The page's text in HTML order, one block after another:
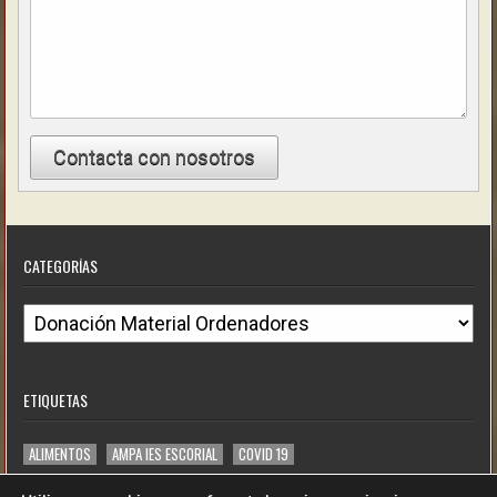
Contacta con nosotros
CATEGORÍAS
C
a
e
g
o
ETIQUETAS
ALIMENTOS AMPA IES ESCORIAL
COVID 19